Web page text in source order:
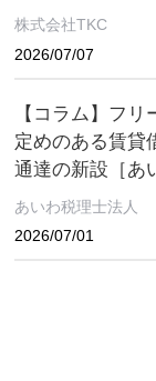
とは ～８月６日
株式会社TKC
2026/07/07
【コラム】フ
定めのある賃貸
通達の新設［あ
コラム］
あいわ税理士法人
2026/07/01